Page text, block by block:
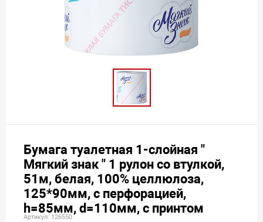
Бумага туалетная 1-слойная "
Мягкий знак " 1 рулон со втулкой,
51м, белая, 100% целлюлоза,
125*90мм, с перфорацией,
h=85мм, d=110мм, с принтом
Артикул: 126550